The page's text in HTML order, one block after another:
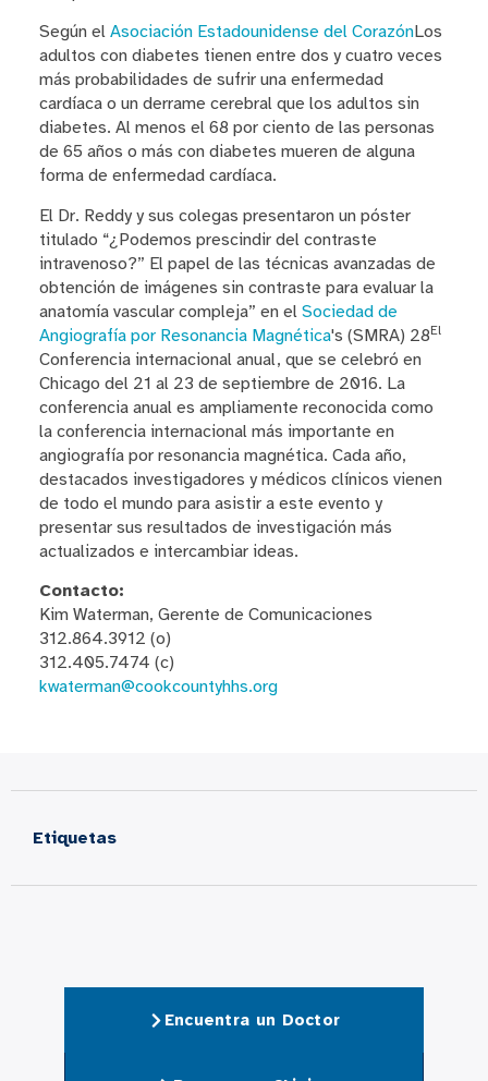
Según el Asociación Estadounidense del CorazónLos
adultos con diabetes tienen entre dos y cuatro veces
más probabilidades de sufrir una enfermedad
cardíaca o un derrame cerebral que los adultos sin
diabetes. Al menos el 68 por ciento de las personas
de 65 años o más con diabetes mueren de alguna
forma de enfermedad cardíaca.
El Dr. Reddy y sus colegas presentaron un póster
titulado “¿Podemos prescindir del contraste
intravenoso?” El papel de las técnicas avanzadas de
obtención de imágenes sin contraste para evaluar la
anatomía vascular compleja” en el Sociedad de
Angiografía por Resonancia Magnética's (SMRA) 28El
Conferencia internacional anual, que se celebró en
Chicago del 21 al 23 de septiembre de 2016. La
conferencia anual es ampliamente reconocida como
la conferencia internacional más importante en
angiografía por resonancia magnética. Cada año,
destacados investigadores y médicos clínicos vienen
de todo el mundo para asistir a este evento y
presentar sus resultados de investigación más
actualizados e intercambiar ideas.
Contacto:
Kim Waterman, Gerente de Comunicaciones
312.864.3912 (o)
312.405.7474 (c)
kwaterman@cookcountyhhs.org
Etiquetas
Encuentra un Doctor